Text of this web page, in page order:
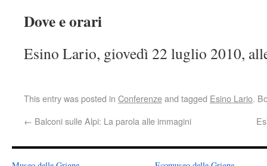
Dove e orari
Esino Lario, giovedì 22 luglio 2010,
This entry was posted in Conferenzeand tagged Esino Lario.
← Balconi sulle Alpi: La parola alle immagini